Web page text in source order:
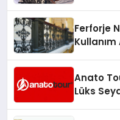
Ferforje
Kullanım
Anato
Lüks